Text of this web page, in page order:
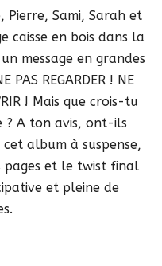
Pierre, Sami, Sarah et
caisse en bois dans la
message en grandes
REGARDER ! NE
! Mais que crois-tu
? A ton avis, ont-ils
album à suspense,
pages et le twist final
et pleine de